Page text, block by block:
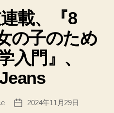
の
ブ
ロ
グ
ゴ
リ
ー
載、『8
の子のため
入門』、
投
2024年11月29日